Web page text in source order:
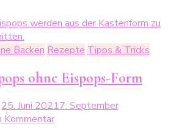
Backen Rezepte Tipps & Tricks
ohne Eispops-Form
25. Juni 20217. September
Kommentarzu